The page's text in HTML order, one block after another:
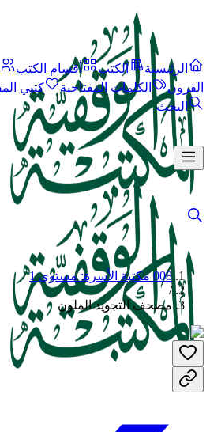
الرئيسية الكتب أقسام الكتب
القرون
الكلمات المفتاحية
كتبي
البحث
008 مكتبة الأسرة: مستوى 1
/
مصحف التجويد الملون